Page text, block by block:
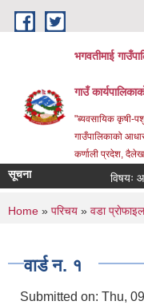
Skip to main content
भगवतीमाई
गाउँ
"ब्यवसायिक कृषी-
गाउँपालिकाको
कर्णाली प्रदेश, दैलेख
सूचना विषयः
You are
Home » परिचय » वडा प्राेफाइल
वार्ड न. १
Submitted on: Thu,